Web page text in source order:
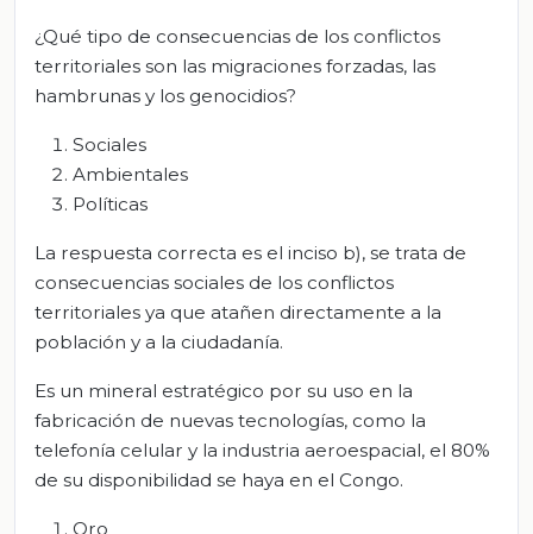
¿Qué tipo de consecuencias de los conflictos
territoriales son las migraciones forzadas, las
hambrunas y los genocidios?
Sociales
Ambientales
Políticas
La respuesta correcta es el inciso b), se trata de
consecuencias sociales de los conflictos
territoriales ya que atañen directamente a la
población y a la ciudadanía.
Es un mineral estratégico por su uso en la
fabricación de nuevas tecnologías, como la
telefonía celular y la industria aeroespacial, el 80%
de su disponibilidad se haya en el Congo.
Oro